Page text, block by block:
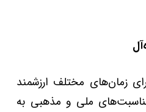
زمان‌های مختلف ارزشمند
ملی و مذهبی به